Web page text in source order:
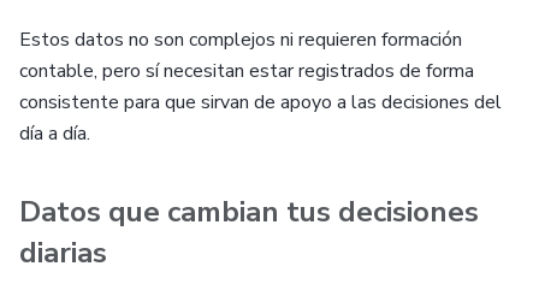
Estos datos no son complejos ni requieren formación
contable, pero sí necesitan estar registrados de forma
consistente para que sirvan de apoyo a las decisiones del
día a día.
Datos que cambian tus decisiones
diarias